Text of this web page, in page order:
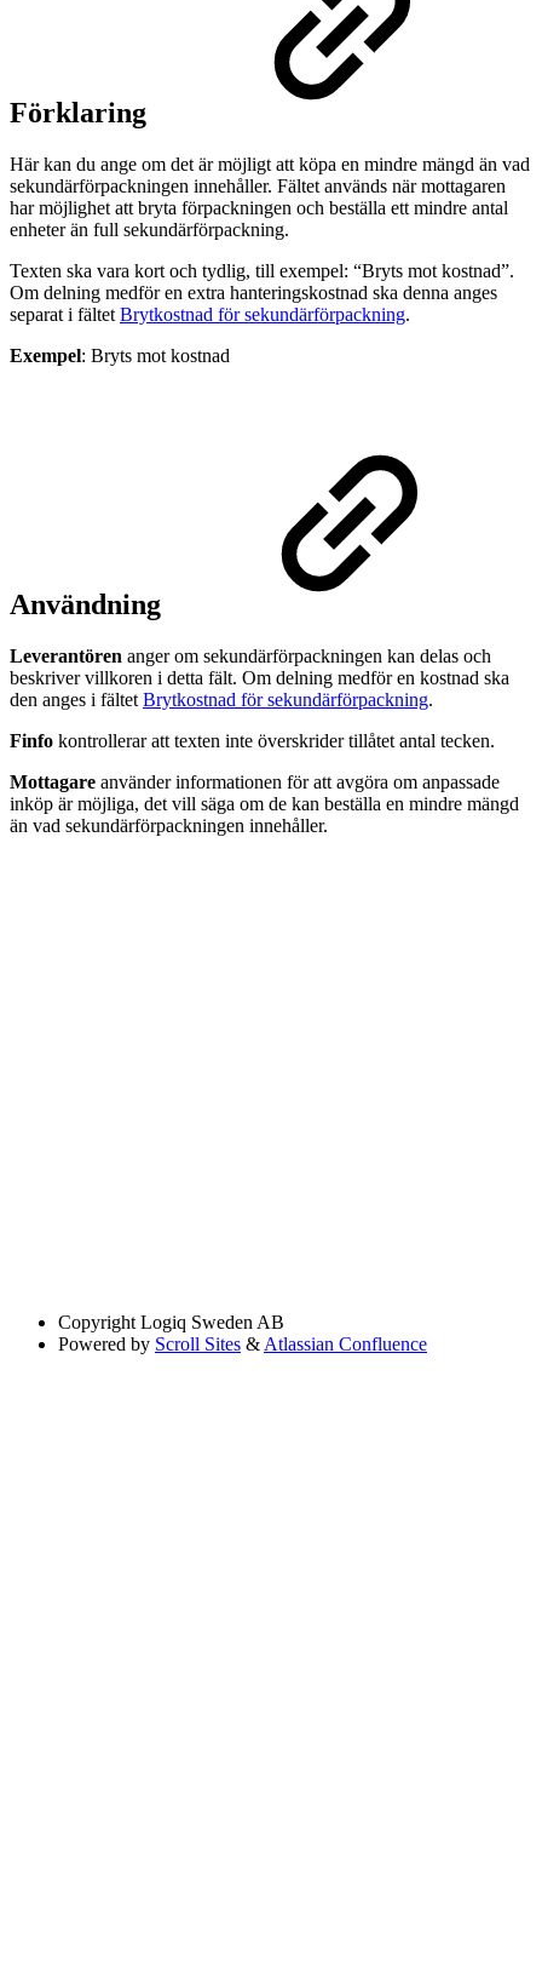
Förklaring
Här kan du ange om det är möjligt att köpa en mindre mängd än vad
sekundärförpackningen innehåller. Fältet används när mottagaren
har möjlighet att bryta förpackningen och beställa ett mindre antal
enheter än full sekundärförpackning.
Texten ska vara kort och tydlig, till exempel: “Bryts mot kostnad”.
Om delning medför en extra hanteringskostnad ska denna anges
separat i fältet Brytkostnad för sekundärförpackning.
Exempel: Bryts mot kostnad
Användning
Leverantören anger om sekundärförpackningen kan delas och
beskriver villkoren i detta fält. Om delning medför en kostnad ska
den anges i fältet Brytkostnad för sekundärförpackning.
Finfo kontrollerar att texten inte överskrider tillåtet antal tecken.
Mottagare använder informationen för att avgöra om anpassade
inköp är möjliga, det vill säga om de kan beställa en mindre mängd
än vad sekundärförpackningen innehåller.
Copyright Logiq Sweden AB
Powered by Scroll Sites & Atlassian Confluence